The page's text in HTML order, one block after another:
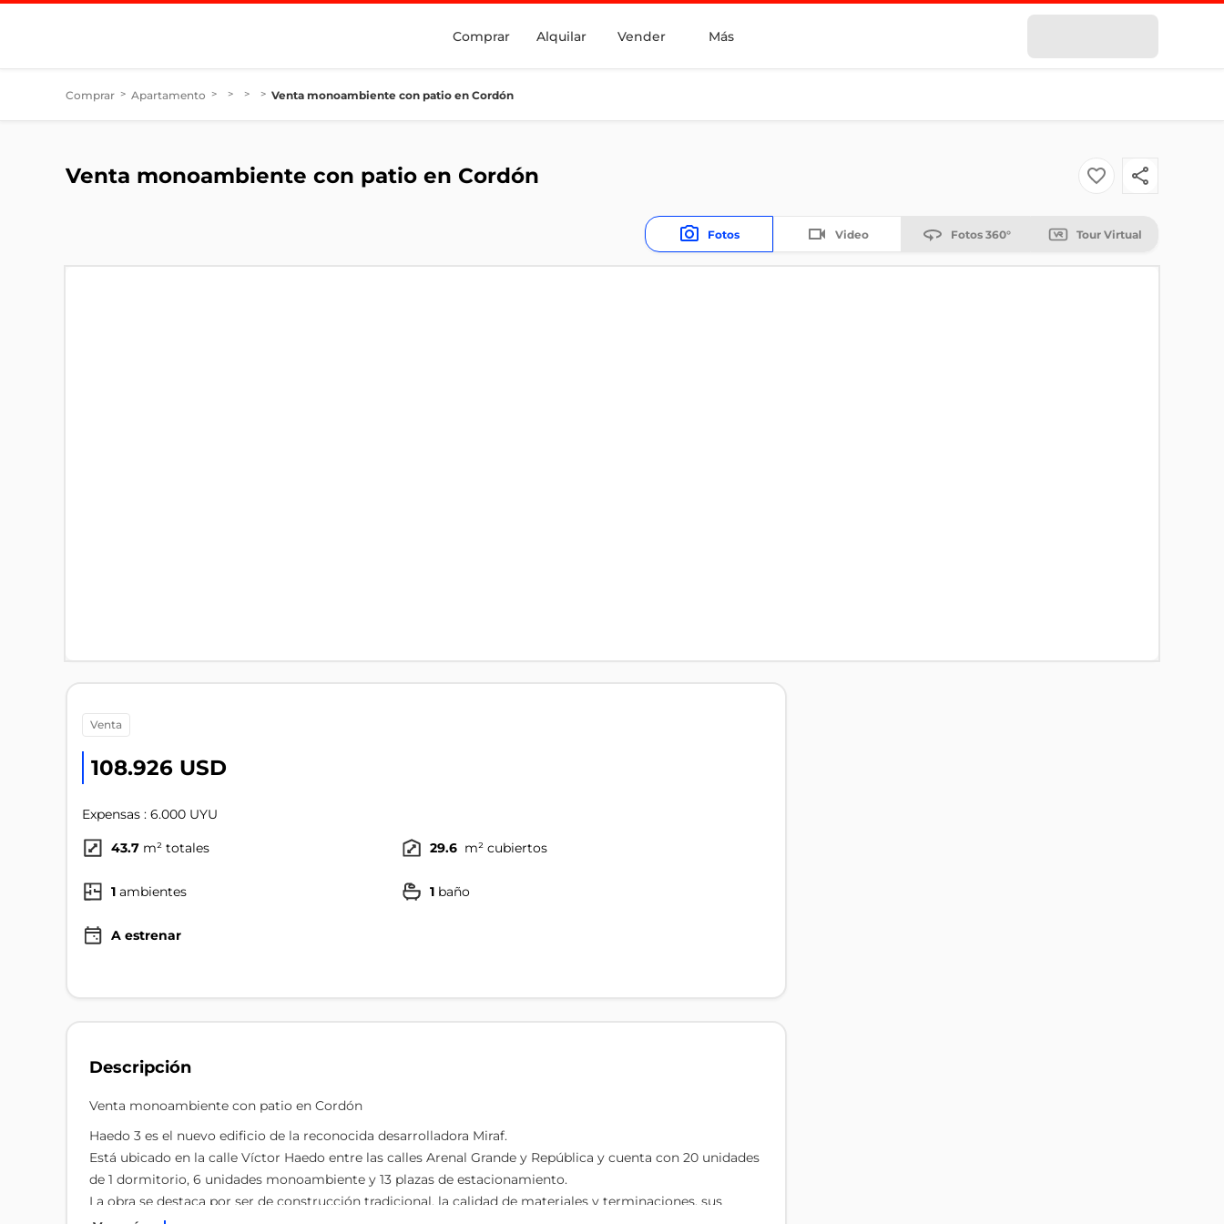
Comprar Alquilar Vender Más
Comprar > Apartamento > > > > Venta monoambiente con patio en Cordón
Venta monoambiente con patio en Cordón
Fotos Video Fotos 360° Tour Virtual
venta
108.926 USD
Expensas : 6.000 UYU
43.7 m² totales 29.6 m² cubiertos
1 ambientes 1 baño
A estrenar
Descripción
Venta monoambiente con patio en Cordón
Haedo 3 es el nuevo edificio de la reconocida desarrolladora Miraf.
Está ubicado en la calle Víctor Haedo entre las calles Arenal Grande y República y cuenta con 20 unidades
de 1 dormitorio, 6 unidades monoambiente y 13 plazas de estacionamiento.
La obra se destaca por ser de construcción tradicional, la calidad de materiales y terminaciones, sus